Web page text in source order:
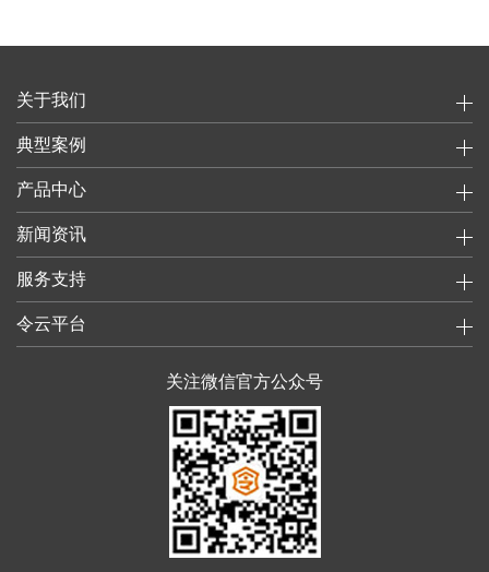
关于我们
典型案例
产品中心
新闻资讯
服务支持
令云平台
关注微信官方公众号